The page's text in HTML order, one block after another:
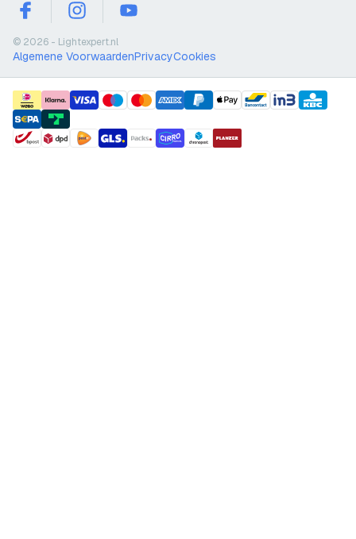
facebookinstagramyoutube
© 2026 - Lightexpert.nl
Algemene VoorwaardenPrivacyCookies
payment methods
shipment methods